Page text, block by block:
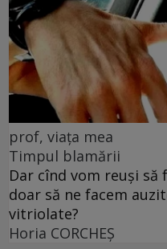
prof, viața mea
Timpul blamării
Dar cînd vom reuși
doar să ne facem
vitriolate?
Horia CORCHEŞ